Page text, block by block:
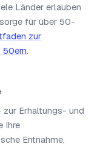
Länder erlauben
für über 50-
zur
50ern.
zur Erhaltungs- und
Ihre
Entnahme,